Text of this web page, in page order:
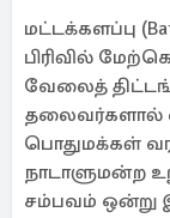
மட்டக்களப்பு
பிரிவில்
வேலைத்
தலைவர்களால்
பொதுமக்கள்
நாடாளுமன்ற
சம்பவம் ஒன்று